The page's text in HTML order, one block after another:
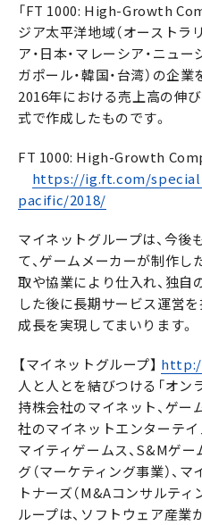
「FT 1000: High-Growth
ジア太平洋地域（オーストラ
ア・日本・マレーシア・ニュ
ガポール・韓国・台湾）の企
2016年における売上高の伸
式で作成したものです。
FT 1000: High-Growth
https://ig.ft.com/
pacific/2018/
マイネットグループは、今
て、ゲームメーカーが制作
取や協業により仕入れ、独
した後に長期サービス運営
成長を実現してまいります。
【マイネットグループ】
人と人とを結びつける「オン
持株会社のマイネット、ゲ
社のマイネットエンターテイ
マイティゲームス、S&Mゲ
グ（マーケティング事業）、
トナーズ（M&Aコンサルテ
ループは、ソフトウェア産